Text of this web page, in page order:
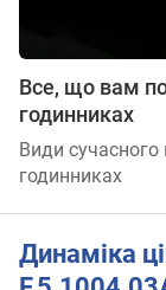
Все, що вам
годинниках
Види сучасного
годинниках
Динаміка